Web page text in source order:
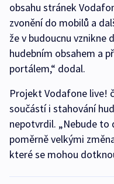
obsahu stránek
zvonění do mobilů a
že v budoucnu vznikne
hudebním obsahem a
portálem,“ dodal.
Projekt Vodafone live!
součástí i stahování
nepotvrdil. „Nebude
poměrně velkými
které se mohou